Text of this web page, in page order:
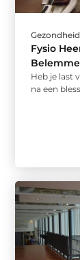
Gezondheid
Fysio
Heb je last
na een